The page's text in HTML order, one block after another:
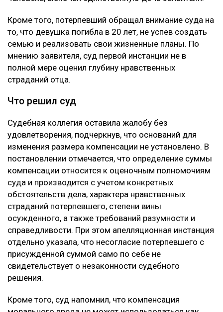
Кроме того, потерпевший обращал внимание суда на
то, что девушка погибла в 20 лет, не успев создать
семью и реализовать свои жизненные планы. По
мнению заявителя, суд первой инстанции не в
полной мере оценил глубину нравственных
страданий отца.
Что решил суд
Судебная коллегия оставила жалобу без
удовлетворения, подчеркнув, что оснований для
изменения размера компенсации не установлено. В
постановлении отмечается, что определение суммы
компенсации относится к оценочным полномочиям
суда и производится с учетом конкретных
обстоятельств дела, характера нравственных
страданий потерпевшего, степени вины
осужденного, а также требований разумности и
справедливости. При этом апелляционная инстанция
отдельно указала, что несогласие потерпевшего с
присужденной суммой само по себе не
свидетельствует о незаконности судебного
решения.
Кроме того, суд напомнил, что компенсация